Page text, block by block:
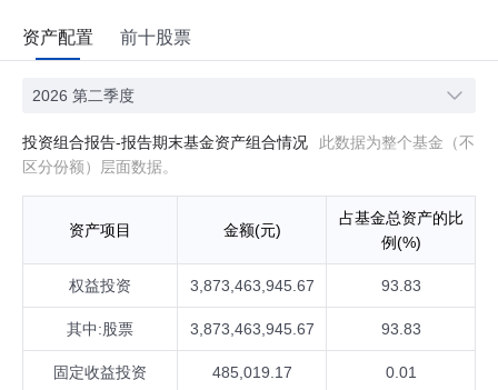
资产配置 前十股票
2026 第二季度
投资组合报告-报告期末基金资产组合情况
此数据为整个基金（不
区分份额）层面数据。
资产项目 金额(元)
占基金总资产的比
例(%)
权益投资 3,873,463,945.67 93.83
其中:股票 3,873,463,945.67 93.83
固定收益投资 485,019.17 0.01